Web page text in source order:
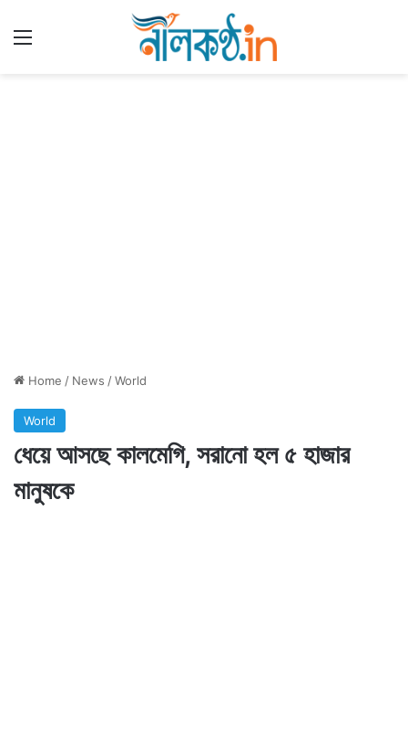
Home / News /World
World
ধেয়ে আসছে কালমেগি, সরানো হল ৫ হাজার
মানুষকে